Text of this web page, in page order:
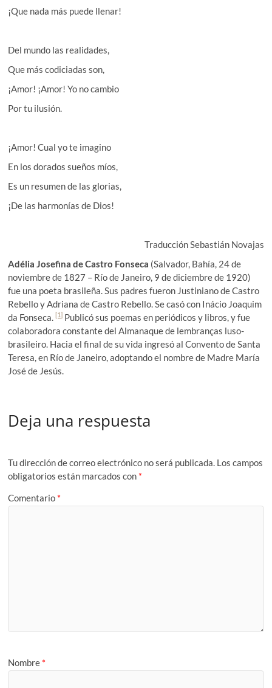
¡Que nada más puede llenar!
Del mundo las realidades,
Que más codiciadas son,
¡Amor! ¡Amor! Yo no cambio
Por tu ilusión.
¡Amor! Cual yo te imagino
En los dorados sueños míos,
Es un resumen de las glorias,
¡De las harmonías de Dios!
Traducción Sebastián Novajas
Adélia Josefina de Castro Fonseca (Salvador, Bahía, 24 de
noviembre de 1827 – Río de Janeiro, 9 de diciembre de 1920)
fue una poeta brasileña. Sus padres fueron Justiniano de Castro
Rebello y Adriana de Castro Rebello. Se casó con Inácio Joaquim
da Fonseca.[1] Publicó sus poemas en periódicos y libros, y fue
colaboradora constante del Almanaque de lembranças luso-
brasileiro. Hacia el final de su vida ingresó al Convento de Santa
Teresa, en Río de Janeiro, adoptando el nombre de Madre María
José de Jesús.
Deja una respuesta
Tu dirección de correo electrónico no será publicada. Los campos
obligatorios están marcados con *
Comentario *
Nombre *